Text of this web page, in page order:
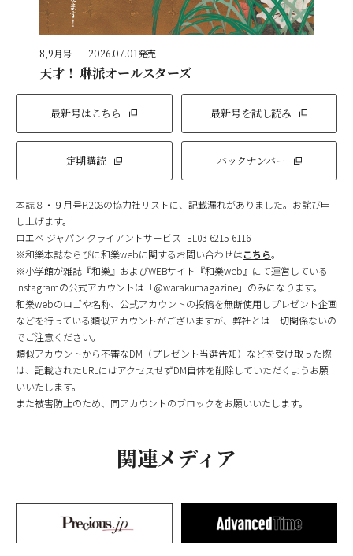
8,9月号 2026.07.01発売
天才！ 琳派オールスターズ
最新号はこちら 最新号を試し読み
定期購読 バックナンバー
本誌８・９月号P.208の協力社リストに、記載漏れがありました。お詫び申
し上げます。
ロエベ ジャパン クライアントサービスTEL03-6215-6116
※和樂本誌ならびに和樂webに関するお問い合わせはこちら。
※小学館が雑誌『和樂』およびWEBサイト『和樂web』にて運営している
Instagramの公式アカウントは「@warakumagazine」のみになります。
和樂webのロゴや名称、公式アカウントの投稿を無断使用しプレゼント企画
などを行っている類似アカウントがございますが、弊社とは一切関係ないの
でご注意ください。
類似アカウントから不審なDM（プレゼント当選告知）などを受け取った際
は、記載されたURLにはアクセスせずDM自体を削除していただくようお願
いいたします。
また被害防止のため、同アカウントのブロックをお願いいたします。
関連メディア